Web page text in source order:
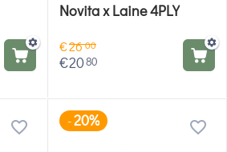
Novita x Laine 4PLY
€2600
€2080
-20%